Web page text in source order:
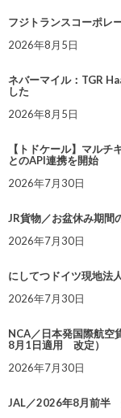
フジトランスコーポレ
2026年8月5日
ネバーマイル：TGR
した
2026年8月5日
【トドケール】マル
とのAPI連携を開始
2026年7月30日
JR貨物／お盆休み期間
2026年7月30日
にしてつドイツ現地法
2026年7月30日
NCA／日本発国際航空
8月1日適用 改定）
2026年7月30日
JAL／2026年8月前半